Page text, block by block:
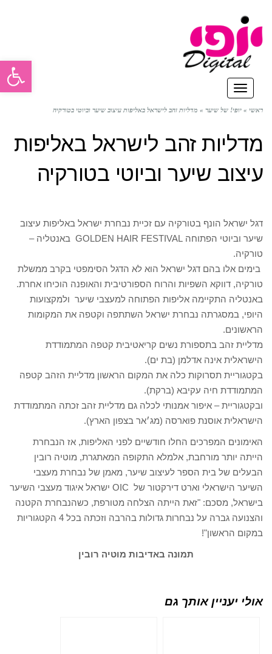
תפריט
ראשי » יופי! של שיער » מדליות זהב לישראל באליפות עיצוב שיער וביוטי בטורקיה
מדליות זהב לישראל באליפות
עיצוב שיער וביוטי בטורקיה
דגל ישראל הונף בטורקיה עם זכיית נבחרת ישראל באליפות עיצוב
שיער וביוטי הפתוחה GOLDEN HAIR FESTIVAL באנטליה –
טורקיה.
בימים אלו בהם דגל ישראל הוא לא הדגל הסימפטי בקרב ממשלת
טורקיה, דווקא השפיות והרוח הספורטיבית והאופנה הוכיחו אחרת.
באנטליה התקיימה אליפות הפתוחה למעצבי שיער ולמקצועות
היופי, במסגרתה נבחרת ישראל השתתפה וקטפה את המקומות
הראשונים.
מדליית זהב בתספורת נשים קריאטיבית קטפה המתמודדת
הישראלית אינה אדלמן (בת ים).
בקטגוריית תסרוקות כלה את המקום הראשון מדליית הזהב קטפה
המתמודדת חיה עקיבא (ברקת).
ובקטגוריית – איפור אמנותי לכלה גם מדליית זהב זכתה המתמודדת
הישראלית אוסנת פוארסה (מג׳אר בצפון הארץ).
האימונים המפרכים החלו חודשיים לפני האליפות, אז הנבחרת
הייתה יותר מורחבת, אלמלא התקופה המאתגרת, מוטיה רובין
הבעלים של בית הספר לעיצוב שיער, מאמן של נבחרת מעצבי
השיער הישראלי וארט דירקטור של OIC ישראל איגוד מעצבי השיער
בישראל, מסכם: "זאת הייתה הצלחה מטורפת, כשהנבחרת הקטנה
והצנועה גברה על נבחרות גדולות בהרבה וזכתה בכל 4 הקטגוריות
במקום הראשון"!
תמונה באדיבות מוטיה רובין
אולי יעניין אותך גם
פתח